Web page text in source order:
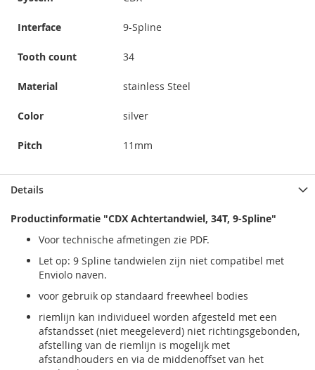
Interface 9-Spline
Tooth count 34
Material stainless Steel
Color silver
Pitch 11mm
Details
Productinformatie "CDX Achtertandwiel, 34T, 9-Spline"
Voor technische afmetingen zie PDF.
Let op: 9 Spline tandwielen zijn niet compatibel met
Enviolo naven.
voor gebruik op standaard freewheel bodies
riemlijn kan individueel worden afgesteld met een
afstandsset (niet meegeleverd) niet richtingsgebonden,
afstelling van de riemlijn is mogelijk met
afstandhouders en via de middenoffset van het